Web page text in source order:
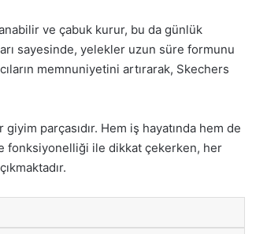
ve çabuk kurur, bu da günlük
sayesinde, yelekler uzun süre formunu
memnuniyetini artırarak, Skechers
parçasıdır. Hem iş hayatında hem de
fonksiyonelliği ile dikkat çekerken, her